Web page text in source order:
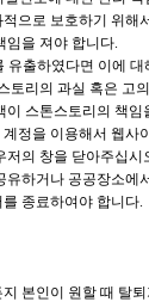
으로 보호하기 위해
임을 져야 합니다.
출하였다면 이에 대
토리의 과실 혹은 고의
이 스톤스토리의 책임
정을 이용해서 웹사
저의 창을 닫아주십시
하거나 공공장소에
종료하여 야 합니다.
본인이 원할 때 탈